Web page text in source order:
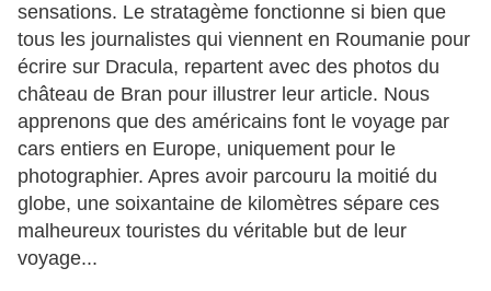
sensations. Le stratagème fonctionne si bien que
tous les journalistes qui viennent en Roumanie pour
écrire sur Dracula, repartent avec des photos du
château de Bran pour illustrer leur article. Nous
apprenons que des américains font le voyage par
cars entiers en Europe, uniquement pour le
photographier. Apres avoir parcouru la moitié du
globe, une soixantaine de kilomètres sépare ces
malheureux touristes du véritable but de leur
voyage...